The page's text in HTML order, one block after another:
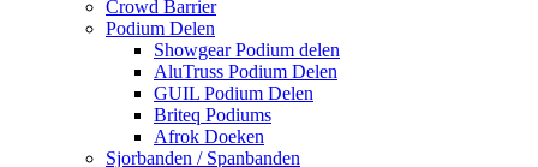
Crowd Barrier
Podium Delen
Showgear Podium delen
AluTruss Podium Delen
GUIL Podium Delen
Briteq Podiums
Afrok Doeken
Sjorbanden / Spanbanden